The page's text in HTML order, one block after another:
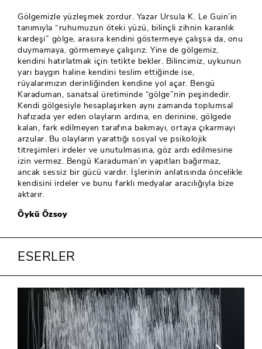
Gölgemizle yüzleşmek zordur. Yazar Ursula K. Le Guin’in
tanımıyla “ruhumuzun öteki yüzü, bilinçli zihnin karanlık
kardeşi” gölge, arasıra kendini göstermeye çalışsa da, onu
duymamaya, görmemeye çalışırız. Yine de gölgemiz,
kendini hatırlatmak için tetikte bekler. Bilincimiz, uykunun
yarı baygın haline kendini teslim ettiğinde ise,
rüyalarımızın derinliğinden kendine yol açar. Bengü
Karaduman, sanatsal üretiminde “gölge”nin peşindedir.
Kendi gölgesiyle hesaplaşırken aynı zamanda toplumsal
hafızada yer eden olayların ardına, en derinine, gölgede
kalan, fark edilmeyen tarafına bakmayı, ortaya çıkarmayı
arzular. Bu olayların yarattığı sosyal ve psikolojik
titreşimleri irdeler ve unutulmasına, göz ardı edilmesine
izin vermez. Bengü Karaduman’ın yapıtları bağırmaz,
ancak sessiz bir gücü vardır. İşlerinin anlatısında öncelikle
kendisini irdeler ve bunu farklı medyalar aracılığıyla bize
aktarır.
Öykü Özsoy
ESERLER